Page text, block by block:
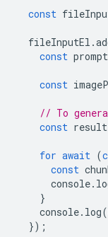
const
fileInputEl .
const prompt
const
// To
const result
for await (
const
console.
}
console. log(
});